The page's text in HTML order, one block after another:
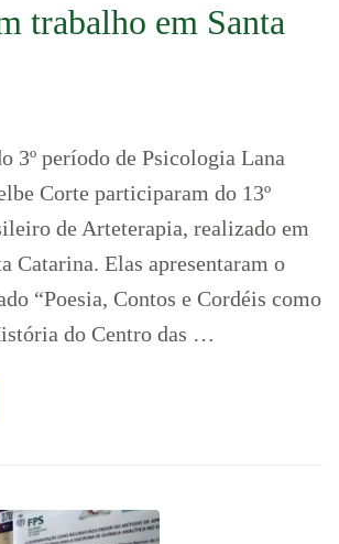
trabalho em Santa
3º período de Psicologia Lana
Corte participaram do 13º
de Arteterapia, realizado em
Catarina. Elas apresentaram o
“Poesia, Contos e Cordéis como
do Centro das …